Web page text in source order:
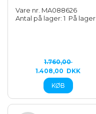
Vare nr. MA088626
Antal på lager: 1 På lager
1.760,00
1.408,00 DKK